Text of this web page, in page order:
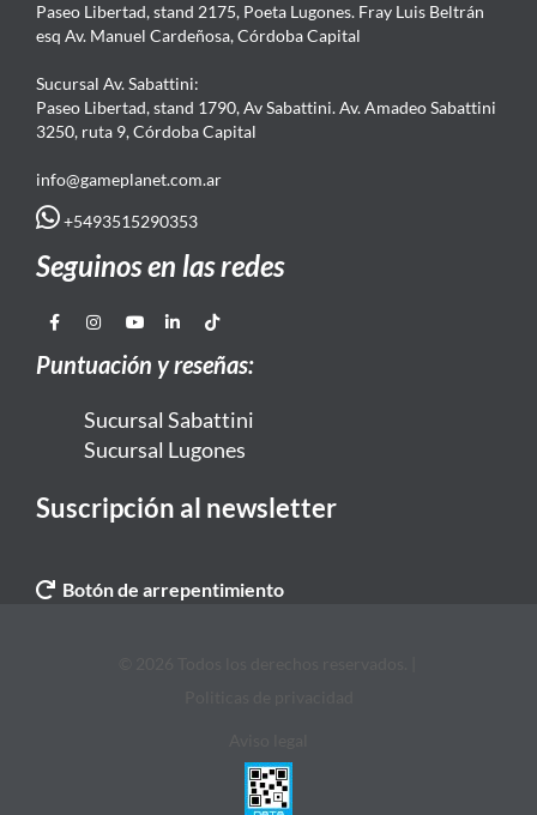
Paseo Libertad, stand 2175, Poeta Lugones. Fray Luis Beltrán
esq Av. Manuel Cardeñosa, Córdoba Capital
Sucursal Av. Sabattini:
Paseo Libertad, stand 1790, Av Sabattini. Av. Amadeo Sabattini
3250, ruta 9, Córdoba Capital
info@gameplanet.com.ar
+5493515290353
Seguinos en las redes
Puntuación y reseñas:
Sucursal Sabattini
Sucursal Lugones
Suscripción al newsletter
Botón de arrepentimiento